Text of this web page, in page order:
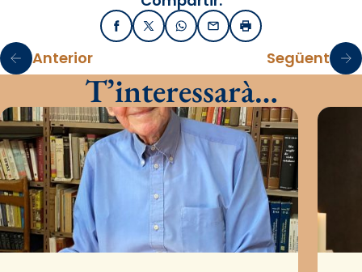
FacebookX / TwitterWhatsApp
EmailImprimir
Anterior Següent
T’interessarà…